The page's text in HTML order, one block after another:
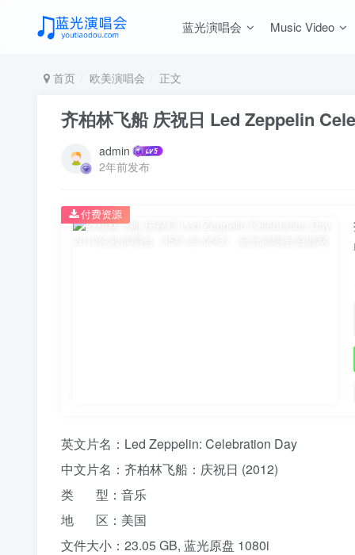
蓝光演唱会 Music Video
首页 欧美演唱会 正文
齐柏林飞船 庆祝日 Led Zeppelin
admin
2年前发布
付费资源
英文片名：Led Zeppelin: Celebration Day
中文片名：齐柏林飞船：庆祝日 (2012)
类 型：音乐
地 区：美国
文件大小：23.05 GB, 蓝光原盘 1080i